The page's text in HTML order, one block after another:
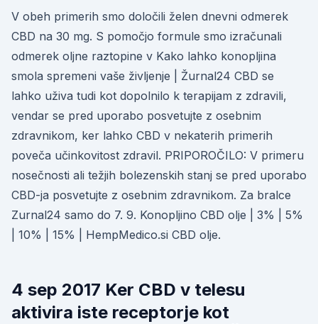
V obeh primerih smo določili želen dnevni odmerek
CBD na 30 mg. S pomočjo formule smo izračunali
odmerek oljne raztopine v Kako lahko konopljina
smola spremeni vaše življenje | Žurnal24 CBD se
lahko uživa tudi kot dopolnilo k terapijam z zdravili,
vendar se pred uporabo posvetujte z osebnim
zdravnikom, ker lahko CBD v nekaterih primerih
poveča učinkovitost zdravil. PRIPOROČILO: V primeru
nosečnosti ali težjih bolezenskih stanj se pred uporabo
CBD-ja posvetujte z osebnim zdravnikom. Za bralce
Zurnal24 samo do 7. 9. Konopljino CBD olje | 3% | 5%
| 10% | 15% | HempMedico.si CBD olje.
4 sep 2017 Ker CBD v telesu
aktivira iste receptorje kot